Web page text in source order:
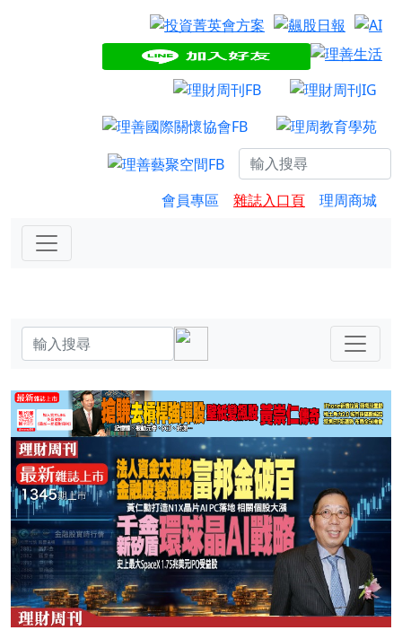
會員專區 雜誌入口頁 理周商城